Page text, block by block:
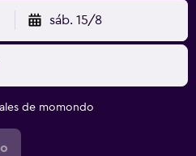
sáb. 15/8
de momondo